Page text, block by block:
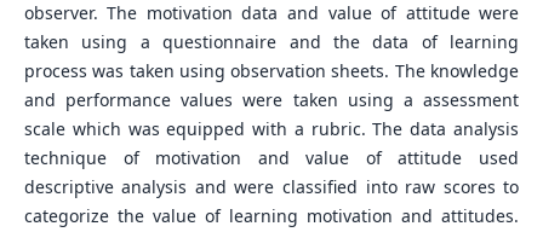
observer. The motivation data and value of attitude were
taken using a questionnaire and the data of learning
process was taken using observation sheets. The knowledge
and performance values were taken using a assessment
scale which was equipped with a rubric. The data analysis
technique of motivation and value of attitude used
descriptive analysis and were classified into raw scores to
categorize the value of learning motivation and attitudes.